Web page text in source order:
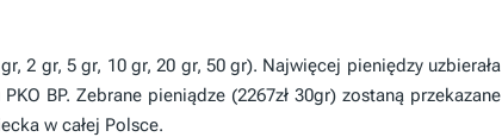
2 gr, 5 gr, 10 gr, 20 gr, 50 gr). Najwięcej pieniędzy uzbierała
BP. Zebrane pieniądze (2267zł 30gr) zostaną przekazane
w całej Polsce.